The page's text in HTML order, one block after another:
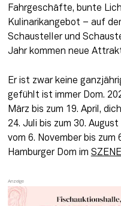
Fahrgeschäfte, bunte
Kulinarikangebot – auf
Schausteller und
Jahr kommen neue
Er ist zwar keine
gefühlt ist immer Dom.
März bis zum 19. April,
24. Juli bis zum 30.
vom 6. November bis zum
Hamburger Dom im